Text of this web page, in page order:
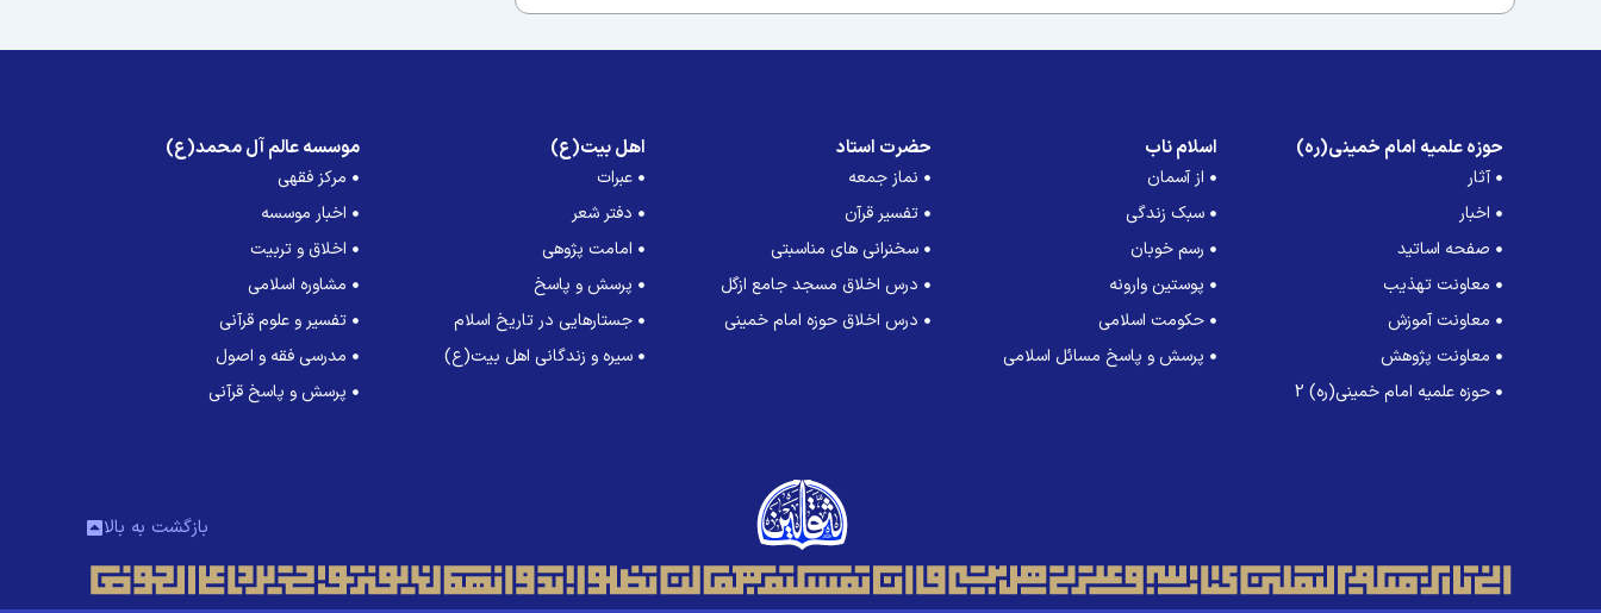
حوزه علمیه امام خمینی(ره)
آثار
اخبار
صفحه اساتید
معاونت تهذیب
معاونت آموزش
معاونت پژوهش
حوزه علمیه امام خمینی(ره) 2
اسلام ناب
از آسمان
سبک زندگی
رسم خوبان
پوستین وارونه
حکومت اسلامی
پرسش و پاسخ مسائل اسلامی
حضرت استاد
نماز جمعه
تفسیر قرآن
سخنرانی های مناسبتی
درس اخلاق مسجد جامع ازگل
درس اخلاق حوزه امام خمینی
اهل بیت(ع)
عبرات
دفتر شعر
امامت پژوهی
پرسش و پاسخ
جستارهایی در تاریخ اسلام
سیره و زندگانی اهل بیت(ع)
موسسه عالم آل محمد(ع)
مرکز فقهی
اخبار موسسه
اخلاق و تربیت
مشاوره اسلامی
تفسیر و علوم قرآنی
مدرسی فقه و اصول
پرسش و پاسخ قرآنی
بازگشت به بالا